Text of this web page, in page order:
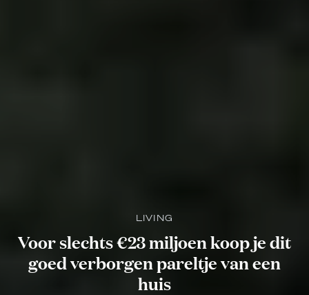
LIVING
Voor slechts €23 miljoen koop je dit
goed verborgen pareltje van een
huis